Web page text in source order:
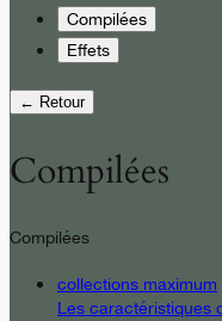
Compilées
Effets
← Retour
Compilées
Compilées
collections maximum
Les caractéristiques